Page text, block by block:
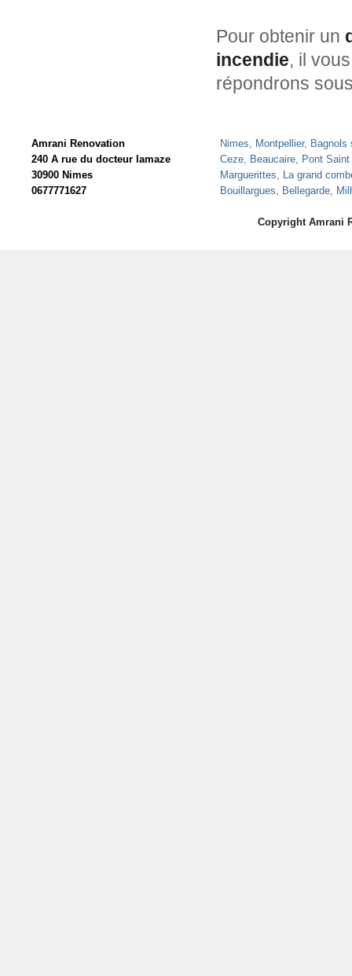
Pour obtenir un
incendie, il
répondrons
Amrani Renovation
240 A rue du docteur lamaze
30900 Nimes
0677771627
Nimes, Montpellier, Bagnols
Ceze, Beaucaire, Pont
Marguerittes, La grand
Bouillargues, Bellegarde,
Copyright Amrani